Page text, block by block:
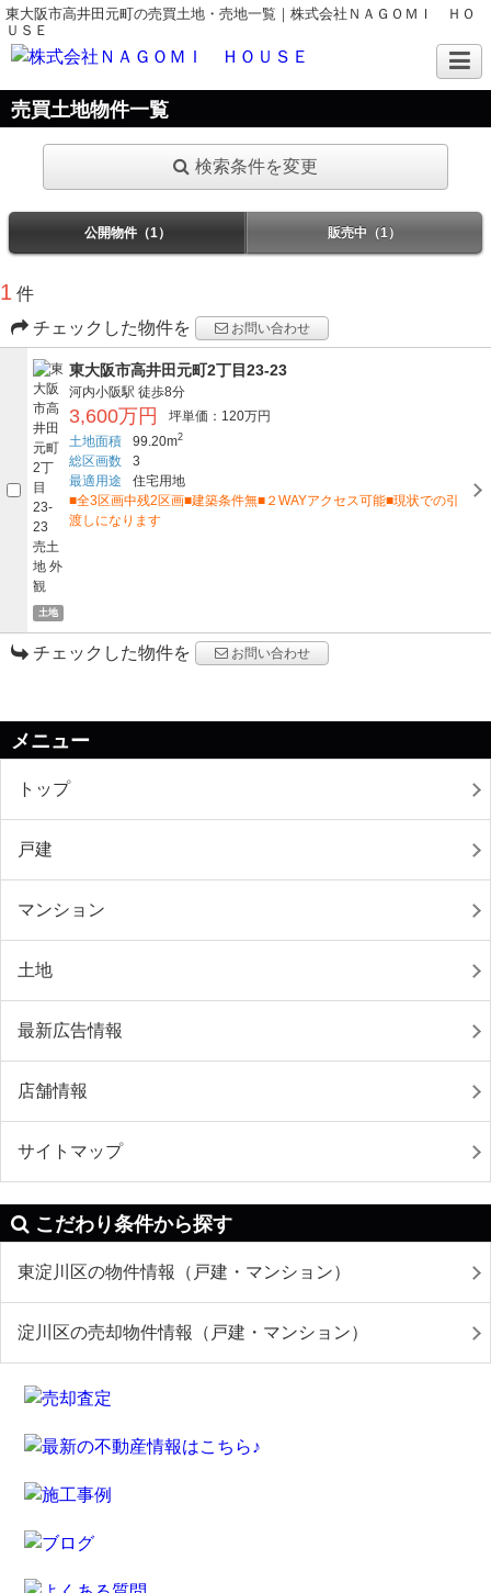
東大阪市高井田元町の売買土地・売地一覧｜株式会社ＮＡＧＯＭＩ ＨＯ
ＵＳＥ
売買土地物件一覧
検索条件を変更
公開物件（1） 販売中（1）
1 件
チェックした物件を
お問い合わせ
土地
東大阪市高井田元町2丁目23-23
河内小阪駅 徒歩8分
3,600万円
坪単価：120万円
土地面積
99.20m2
総区画数
3
最適用途
住宅用地
■全3区画中残2区画■建築条件無■２WAYアクセス可能■現状での引
渡しになります
チェックした物件を お問い合わせ
メニュー
トップ
戸建
マンション
土地
最新広告情報
店舗情報
サイトマップ
こだわり条件から探す
東淀川区の物件情報（戸建・マンション）
淀川区の売却物件情報（戸建・マンション）